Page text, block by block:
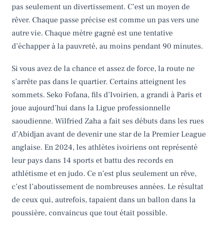
pas seulement un divertissement. C’est un moyen de
rêver. Chaque passe précise est comme un pas vers une
autre vie. Chaque mètre gagné est une tentative
d’échapper à la pauvreté, au moins pendant 90 minutes.
Si vous avez de la chance et assez de force, la route ne
s’arrête pas dans le quartier. Certains atteignent les
sommets. Seko Fofana, fils d’Ivoirien, a grandi à Paris et
joue aujourd’hui dans la Ligue professionnelle
saoudienne. Wilfried Zaha a fait ses débuts dans les rues
d’Abidjan avant de devenir une star de la Premier League
anglaise. En 2024, les athlètes ivoiriens ont représenté
leur pays dans 14 sports et battu des records en
athlétisme et en judo. Ce n’est plus seulement un rêve,
c’est l’aboutissement de nombreuses années. Le résultat
de ceux qui, autrefois, tapaient dans un ballon dans la
poussière, convaincus que tout était possible.